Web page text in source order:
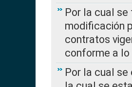
Por la cual
modificación
contratos
conforme a lo
Por la cual se